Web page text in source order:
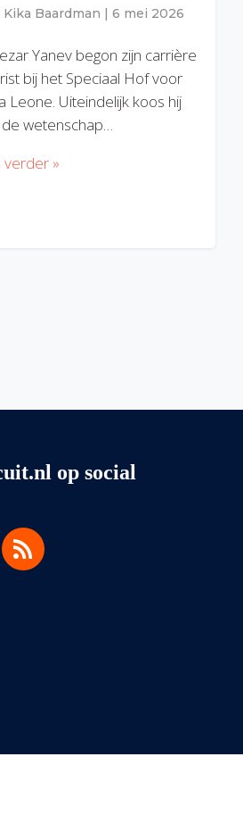
Kika Baardman | 6 mei 2026
Yanev begon zijn carrière
bij het Speciaal Hof voor
Leone. Uiteindelijk koos hij
wetenschap…
verder »
op social